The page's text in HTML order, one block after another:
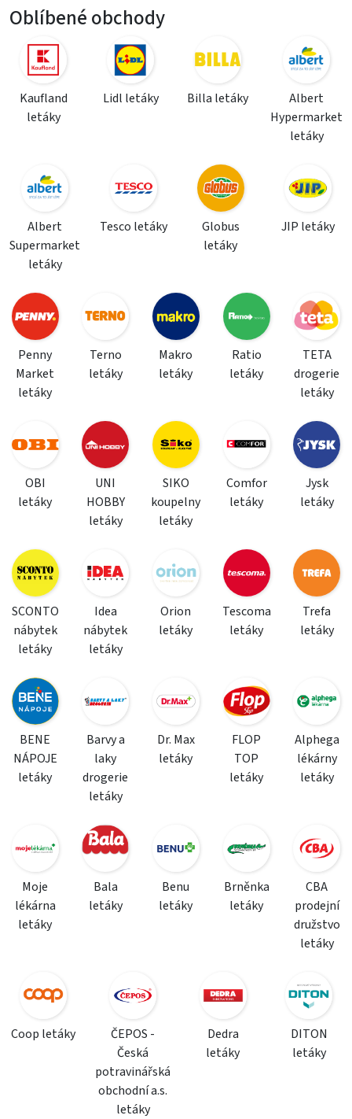
Oblíbené obchody
Kaufland
letáky
Lidl letáky Billa letáky
Albert
Hypermarket
letáky
Albert
Supermarket
letáky
Tesco letáky
Globus
letáky
JIP letáky
Penny
Market
letáky
Terno
letáky
Makro
letáky
Ratio
letáky
TETA
drogerie
letáky
OBI
letáky
UNI
HOBBY
letáky
SIKO
koupelny
letáky
Comfor
letáky
Jysk
letáky
SCONTO
nábytek
letáky
Idea
nábytek
letáky
Orion
letáky
Tescoma
letáky
Trefa
letáky
BENE
NÁPOJE
letáky
Barvy a
laky
drogerie
letáky
Dr. Max
letáky
FLOP
TOP
letáky
Alphega
lékárny
letáky
Moje
lékárna
letáky
Bala
letáky
Benu
letáky
Brněnka
letáky
CBA
prodejní
družstvo
letáky
Coop letáky
ČEPOS -
Česká
potravinářská
obchodní a.s.
letáky
Dedra
letáky
DITON
letáky